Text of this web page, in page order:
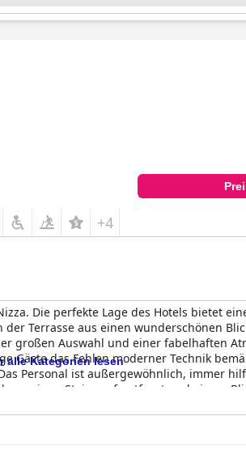
+4
Die perfekte Lage des Hotels bietet
Terrasse aus einen wunderschönen
großen Auswahl und einer fabelhaften
das Fehlen moderner Technik
Personal ist außergewöhnlich, immer
einen Steinwurf entfernt und einem
alter Palast mit einzigartigen
es zu einem unvergesslichen
alle Kategorien lesen